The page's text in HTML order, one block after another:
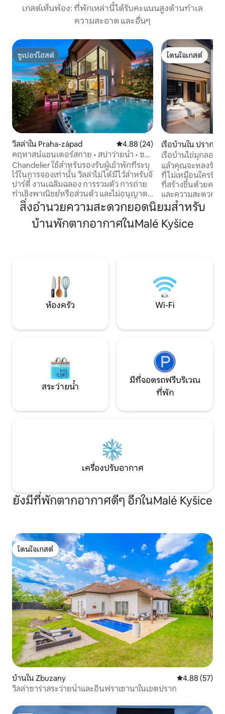
เกสต์เห็นพ้อง: ที่พักเหล่านี้ได้รับคะแนนสูงด้านทำเล
ความสะอาด และอื่นๆ
ซูเปอร์โฮสต์
ซูเปอร์โฮสต์
วิลล่าใน Praha-západ คะแนนเฉลี่ย 4.88 จาก 5, 24 รีวิว
4.88 (24)
คฤหาสน์แชนเดอร์สกาย • สปาว่ายน้ำ • ซาว
น่า • สวน
Chandelier ใช้สำหรับรองรับผู้เข้าพักที่ระบุ
ไว้ในการจองเท่านั้น วิลล่าไม่ได้มีไว้สำหรับจัด
ปาร์ตี้ งานเฉลิมฉลอง การรวมตัว การถ่าย
ทำเชิงพาณิชย์หรือส่วนตัว และไม่อนุญาต
ให้บุคคลภายนอกการจองเข้ามาเยี่ยมเยียน
ด้วย สัมผัสวิลล่าที่มีดีไซน์โดดเด่น พร้อม
สระว่ายน้ำกลางแจ้ง สปา ซาวน่า และพื้นที่
บรรยากาศที่เป็นส่วนตัวอย่างสมบูรณ์ ห่าง
จากสนามบินเพียง 10 นาที
โดนใจเกสต์
โดนใจเกสต์
เรือบ้านใน ปราก 7
เรือบ้านไข่มุกลอย
แล้วคุณจะหลงรัก
ที่ไม่เหมือนใครนี้
ที่สร้างขึ้นด้วยควา
และความสะดวกส
ประสบการณ์การ
จะไม่อยากจากไป
หรือเพียงแค่สังเก
ปลาหรือลองเล่น
ดาดฟ้าและสังเกต
จอดรถติดกับเรือบ้
สิ่งอำนวยความสะดวกยอดนิยมสำหรับ
บ้านพักตากอากาศในMalé Kyšice
ห้องครัว Wi-Fi
สระว่ายน้ำ
มีที่จอดรถฟรีบริเวณ
ที่พัก
เครื่องปรับอากาศ
ยังมีที่พักตากอากาศดีๆ อีกในMalé Kyšice
โดนใจเกสต์
โดนใจเกสต์
บ้านใน Zbuzany คะแนนเฉลี่ย
4.88 (57)
วิลล่าซาร่าสระว่ายน้ำและอินฟราเซานาในเขตปราก